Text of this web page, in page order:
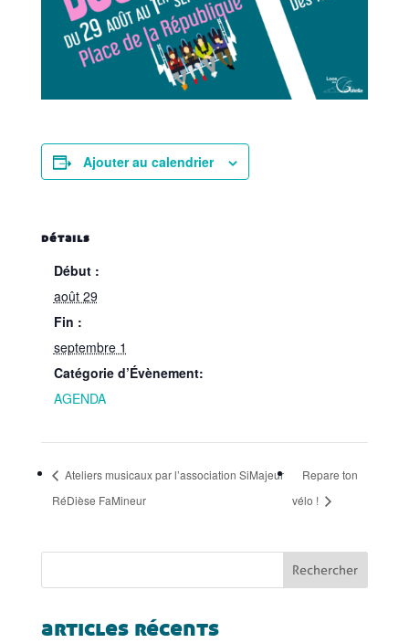
Ajouter au calendrier
détails
Début :
août 29
Fin :
septembre 1
Catégorie d’Évènement:
AGENDA
Ateliers musicaux par l’association SiMajeur
RéDièse FaMineur
Repare ton
vélo !
Rechercher
articles récents